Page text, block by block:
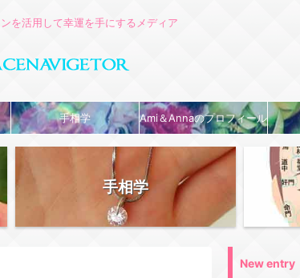
を活用して幸運を手にするメディア
手相学 Ami＆Annaのプロフィール
手相学
New entry